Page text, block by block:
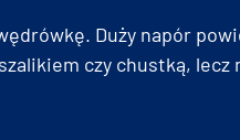
Duży napór
czy chustką,